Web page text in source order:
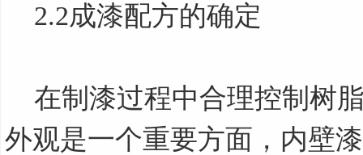
2.2成漆配方的确定
在制漆过程中合理控制树
外观是一个重要方面，内壁